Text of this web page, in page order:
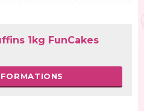
1kg FunCakes